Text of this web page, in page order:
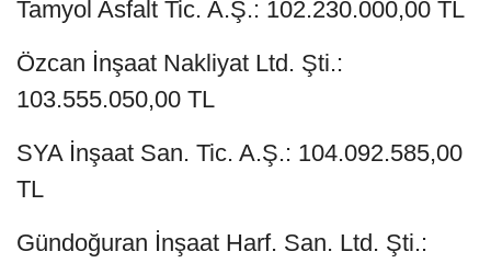
Tamyol Asfalt Tic. A.Ş.: 102.230.000,00 TL
Özcan İnşaat Nakliyat Ltd. Şti.:
103.555.050,00 TL
SYA İnşaat San. Tic. A.Ş.: 104.092.585,00
TL
Gündoğuran İnşaat Harf. San. Ltd. Şti.: